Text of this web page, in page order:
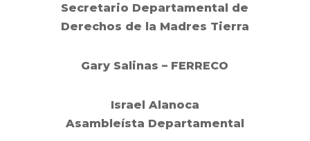
Secretario Departamental de
Derechos de la Madres Tierra
Gary Salinas – FERRECO
Israel Alanoca
Asambleísta Departamental